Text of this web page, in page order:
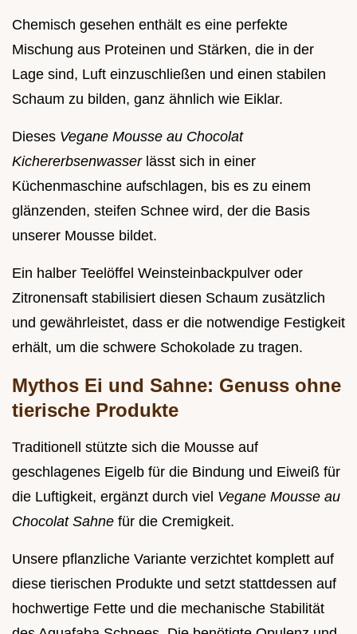
Chemisch gesehen enthält es eine perfekte
Mischung aus Proteinen und Stärken, die in der
Lage sind, Luft einzuschließen und einen stabilen
Schaum zu bilden, ganz ähnlich wie Eiklar.
Dieses Vegane Mousse au Chocolat
Kichererbsenwasser lässt sich in einer
Küchenmaschine aufschlagen, bis es zu einem
glänzenden, steifen Schnee wird, der die Basis
unserer Mousse bildet.
Ein halber Teelöffel Weinsteinbackpulver oder
Zitronensaft stabilisiert diesen Schaum zusätzlich
und gewährleistet, dass er die notwendige Festigkeit
erhält, um die schwere Schokolade zu tragen.
Mythos Ei und Sahne: Genuss ohne
tierische Produkte
Traditionell stützte sich die Mousse auf
geschlagenes Eigelb für die Bindung und Eiweiß für
die Luftigkeit, ergänzt durch viel Vegane Mousse au
Chocolat Sahne für die Cremigkeit.
Unsere pflanzliche Variante verzichtet komplett auf
diese tierischen Produkte und setzt stattdessen auf
hochwertige Fette und die mechanische Stabilität